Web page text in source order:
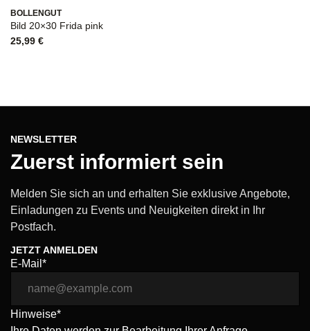
BOLLENGUT
Bild 20×30 Frida pink
25,99 €
NEWSLETTER
Zuerst informiert sein
Melden Sie sich an und erhalten Sie exklusive Angebote,
Einladungen zu Events und Neuigkeiten direkt in Ihr
Postfach.
JETZT ANMELDEN
E-Mail*
Hinweise*